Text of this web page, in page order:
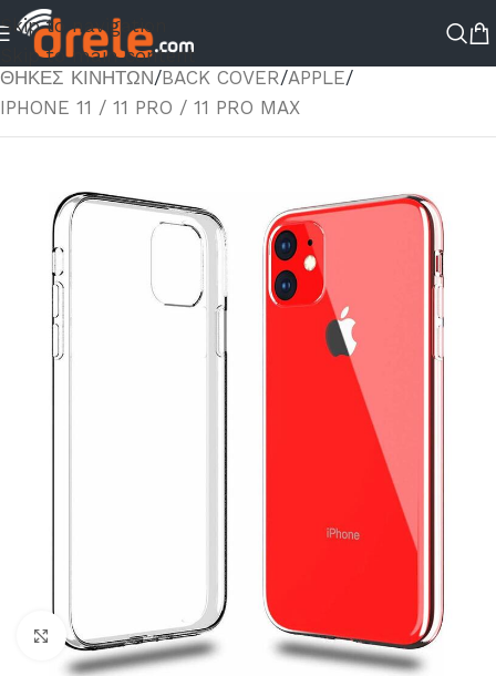
Skip to navigation
Skip to main content
ΑΡΧΙΚΉ ΣΕΛΊΔΑ/ΚΑΤΆΣΤΗΜΑ
/
ΘΗΚΕΣ ΚΙΝΗΤΩΝ/BACK COVER/APPLE/
IPHONE 11 / 11 PRO / 11 PRO MAX
Click to enlarge